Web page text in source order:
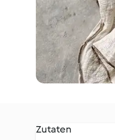
Zutaten